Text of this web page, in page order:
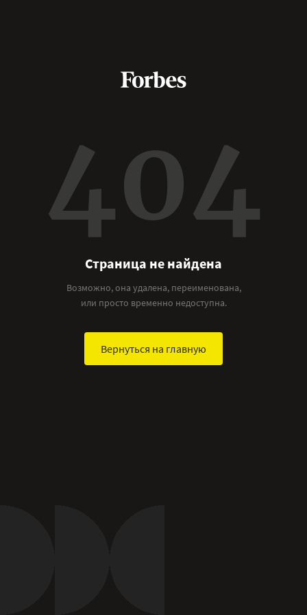
404
Страница не найдена
Возможно, она удалена, переименована,
или просто временно недоступна.
Вернуться на главную